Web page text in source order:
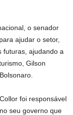
o senador
ajudar o setor,
futuras, ajudando a
Gilson
foi responsável
seu governo que